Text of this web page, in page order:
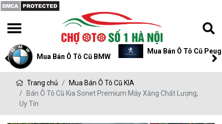
Mua Bán Ô Tô Cũ Peugeot Mua Bán Ô Tô Cũ
Trang chủ
Mua Bán Ô Tô Cũ KIA
Bán Ô Tô Cũ Kia Sonet Premium Máy Xăng Chất Lượng,
Uy Tín